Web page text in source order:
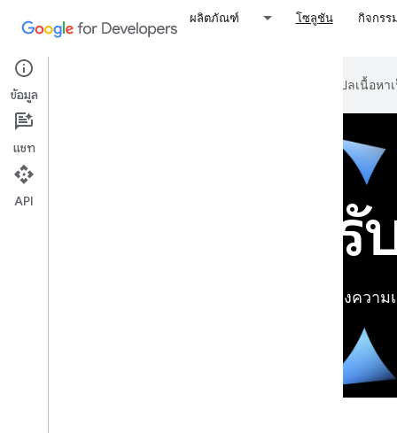
ผลิตภัณฑ์ โซลูชัน กิจกรร
Google ใช้เทคโนโลยี AI เพื่อแปลเนื้อ
โซลูชันสำ
แก้ปัญหาในโลกแห่งควา
ข้อมูล
แชท
API